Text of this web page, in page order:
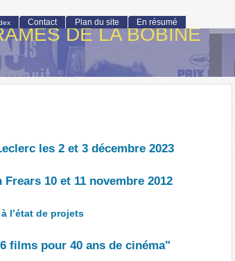
DE LA BOBINE
les 2 et 3 décembre 2023
10 et 11 novembre 2012
l’état de projets
films pour 40 ans de cinéma"
Contact Plan du site En résumé